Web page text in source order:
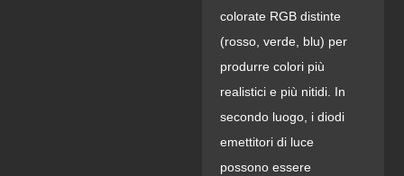
colorate RGB distinte
(rosso, verde, blu) per
produrre colori più
realistici e più nitidi. In
secondo luogo, i diodi
emettitori di luce
possono essere